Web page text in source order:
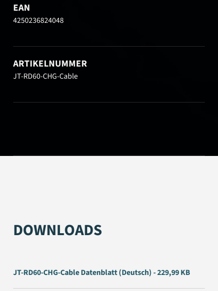
EAN
4250236824048
ARTIKELNUMMER
JT-RD60-CHG-Cable
DOWNLOADS
JT-RD60-CHG-Cable Datenblatt (Deutsch) - 229,99 KB